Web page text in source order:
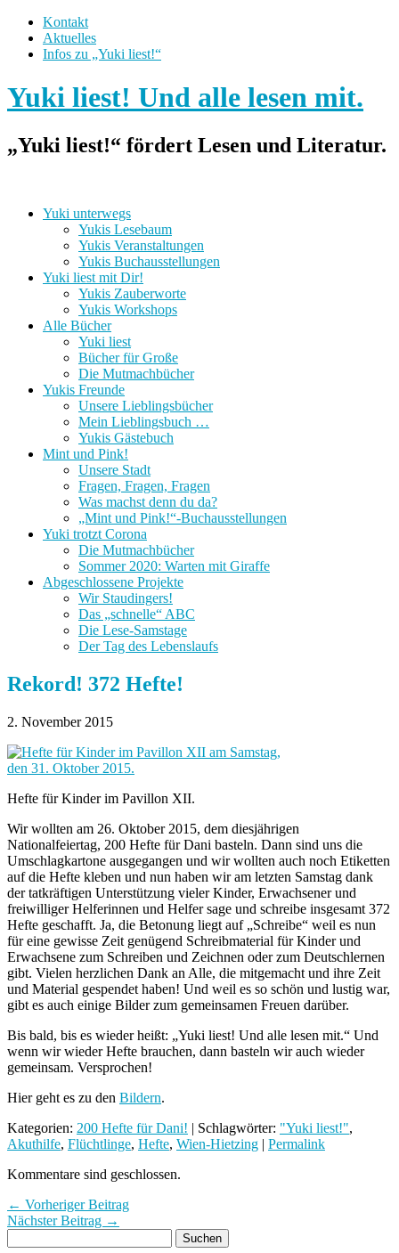
Kontakt
Aktuelles
Infos zu „Yuki liest!“
Yuki liest! Und alle lesen mit.
„Yuki liest!“ fördert Lesen und Literatur.
Yuki unterwegs
Yukis Lesebaum
Yukis Veranstaltungen
Yukis Buchausstellungen
Yuki liest mit Dir!
Yukis Zauberworte
Yukis Workshops
Alle Bücher
Yuki liest
Bücher für Große
Die Mutmachbücher
Yukis Freunde
Unsere Lieblingsbücher
Mein Lieblingsbuch …
Yukis Gästebuch
Mint und Pink!
Unsere Stadt
Fragen, Fragen, Fragen
Was machst denn du da?
„Mint und Pink!“-Buchausstellungen
Yuki trotzt Corona
Die Mutmachbücher
Sommer 2020: Warten mit Giraffe
Abgeschlossene Projekte
Wir Staudingers!
Das „schnelle“ ABC
Die Lese-Samstage
Der Tag des Lebenslaufs
Rekord! 372 Hefte!
2. November 2015
Hefte für Kinder im Pavillon XII.
Wir wollten am 26. Oktober 2015, dem diesjährigen
Nationalfeiertag, 200 Hefte für Dani basteln. Dann sind uns die
Umschlagkartone ausgegangen und wir wollten auch noch Etiketten
auf die Hefte kleben und nun haben wir am letzten Samstag dank
der tatkräftigen Unterstützung vieler Kinder, Erwachsener und
freiwilliger Helferinnen und Helfer sage und schreibe insgesamt 372
Hefte geschafft. Ja, die Betonung liegt auf „Schreibe“ weil es nun
für eine gewisse Zeit genügend Schreibmaterial für Kinder und
Erwachsene zum Schreiben und Zeichnen oder zum Deutschlernen
gibt. Vielen herzlichen Dank an Alle, die mitgemacht und ihre Zeit
und Material gespendet haben! Und weil es so schön und lustig war,
gibt es auch einige Bilder zum gemeinsamen Freuen darüber.
Bis bald, bis es wieder heißt: „Yuki liest! Und alle lesen mit.“ Und
wenn wir wieder Hefte brauchen, dann basteln wir auch wieder
gemeinsam. Versprochen!
Hier geht es zu den Bildern.
Kategorien: 200 Hefte für Dani! | Schlagwörter: "Yuki liest!",
Akuthilfe, Flüchtlinge, Hefte, Wien-Hietzing | Permalink
Kommentare sind geschlossen.
← Vorheriger Beitrag
Nächster Beitrag →